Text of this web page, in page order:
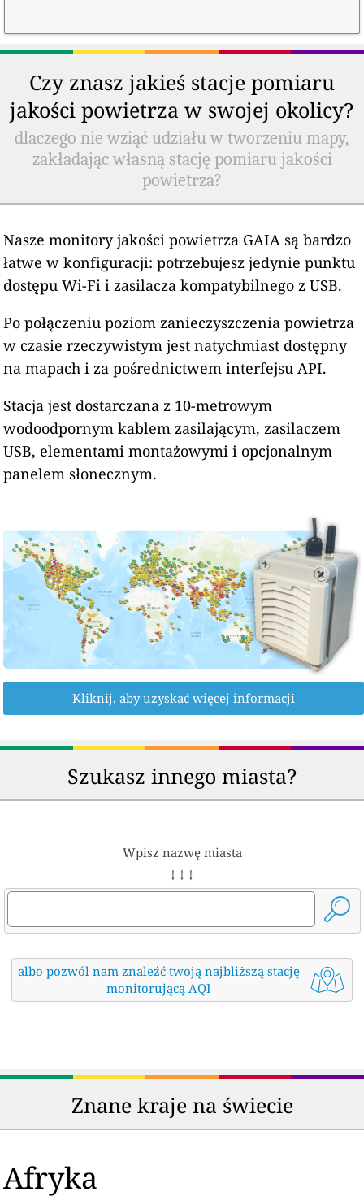
Czy znasz jakieś stacje pomiaru
jakości powietrza w swojej okolicy?
dlaczego nie wziąć udziału w tworzeniu mapy,
zakładając własną stację pomiaru jakości
powietrza?
Nasze monitory jakości powietrza GAIA są bardzo
łatwe w konfiguracji: potrzebujesz jedynie punktu
dostępu Wi-Fi i zasilacza kompatybilnego z USB.
Po połączeniu poziom zanieczyszczenia powietrza
w czasie rzeczywistym jest natychmiast dostępny
na mapach i za pośrednictwem interfejsu API.
Stacja jest dostarczana z 10-metrowym
wodoodpornym kablem zasilającym, zasilaczem
USB, elementami montażowymi i opcjonalnym
panelem słonecznym.
Kliknij, aby uzyskać więcej informacji
Szukasz innego miasta?
Wpisz nazwę miasta
↓ ↓ ↓
albo pozwól nam znaleźć twoją najbliższą stację
monitorującą AQI
Znane kraje na świecie
Afryka